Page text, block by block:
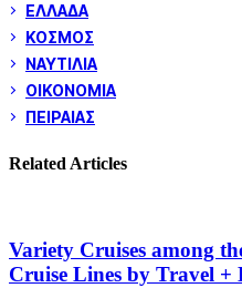
ΕΛΛΑΔΑ
ΚΟΣΜΟΣ
ΝΑΥΤΙΛΙΑ
ΟΙΚΟΝΟΜΙΑ
ΠΕΙΡΑΙΑΣ
Related Articles
Variety Cruises among
Cruise Lines by Travel +